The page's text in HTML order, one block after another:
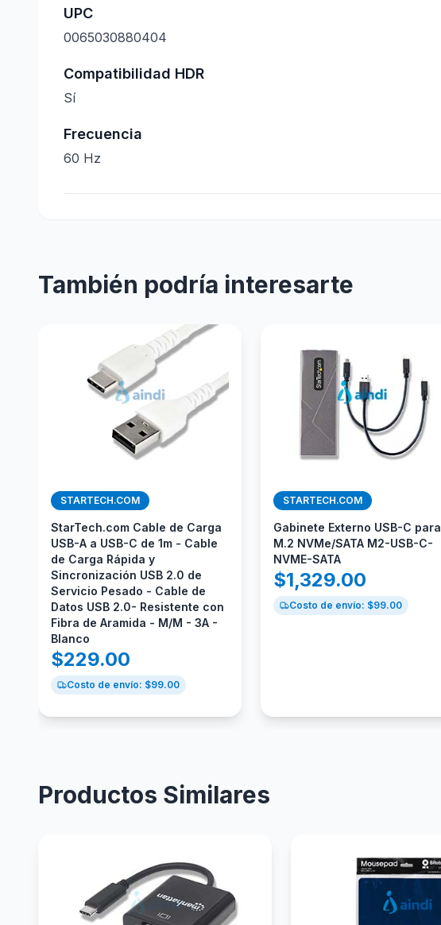
UPC
0065030880404
Compatibilidad HDR
Sí
Frecuencia
60 Hz
También podría interesarte
STARTECH.COM
StarTech.com Cable de Carga
USB-A a USB-C de 1m - Cable
de Carga Rápida y
Sincronización USB 2.0 de
Servicio Pesado - Cable de
Datos USB 2.0- Resistente con
Fibra de Aramida - M/M - 3A -
Blanco
$229.00
Costo de envío: $99.00
STARTECH.COM
Gabinete Externo USB-C para
M.2 NVMe/SATA M2-USB-C-
NVME-SATA
$1,329.00
Costo de envío: $99.00
Productos Similares